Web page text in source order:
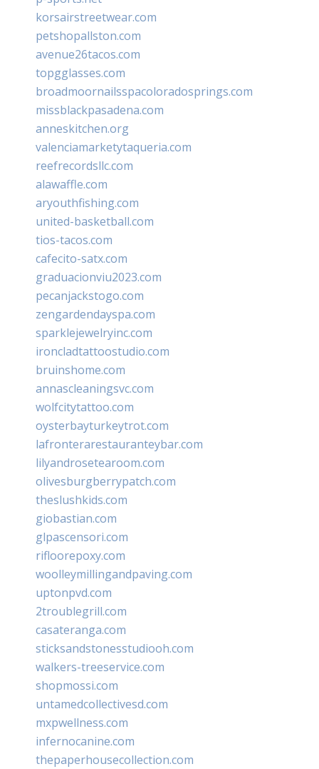
korsairstreetwear.com
petshopallston.com
avenue26tacos.com
topgglasses.com
broadmoornailsspacoloradosprings.com
missblackpasadena.com
anneskitchen.org
valenciamarketytaqueria.com
reefrecordsllc.com
alawaffle.com
aryouthfishing.com
united-basketball.com
tios-tacos.com
cafecito-satx.com
graduacionviu2023.com
pecanjackstogo.com
zengardendayspa.com
sparklejewelryinc.com
ironcladtattoostudio.com
bruinshome.com
annascleaningsvc.com
wolfcitytattoo.com
oysterbayturkeytrot.com
lafronterarestauranteybar.com
lilyandrosetearoom.com
olivesburgberrypatch.com
theslushkids.com
giobastian.com
glpascensori.com
rifloorepoxy.com
woolleymillingandpaving.com
uptonpvd.com
2troublegrill.com
casateranga.com
sticksandstonesstudiooh.com
walkers-treeservice.com
shopmossi.com
untamedcollectivesd.com
mxpwellness.com
infernocanine.com
thepaperhousecollection.com